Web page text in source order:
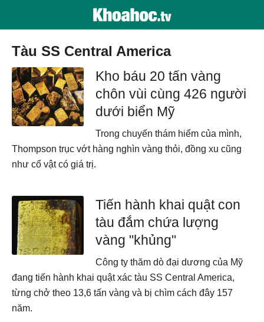
tàu SS Central America
Kho báu 20 tấn vàng
chôn vùi cùng 426 người
dưới biển Mỹ
Trong chuyến thám hiểm của mình,
Thompson trục vớt hàng nghìn vàng thỏi, đồng xu cũng
như cổ vật có giá trị.
Tiến hành khai quật con
tàu đắm chứa lượng
vàng "khủng"
Công ty thăm dò đại dương của Mỹ
đang tiến hành khai quật xác tàu SS Central America,
từng chở theo 13,6 tấn vàng và bị chìm cách đây 157
năm.